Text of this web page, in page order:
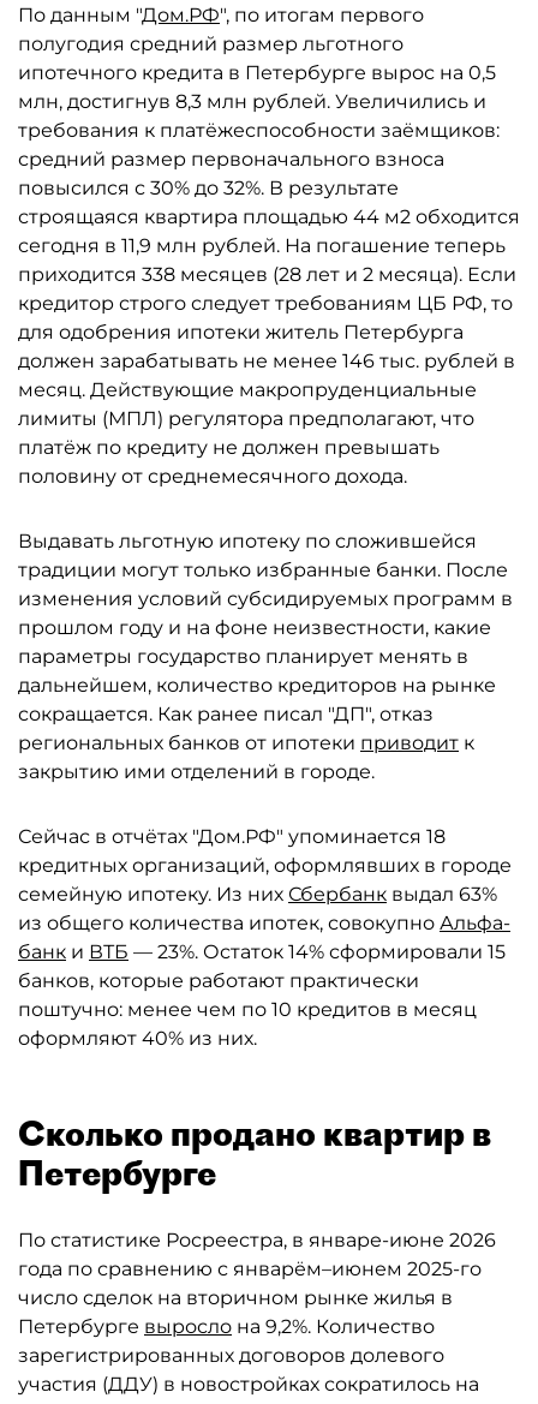
По данным "Дом.РФ", по итогам первого
полугодия средний размер льготного
ипотечного кредита в Петербурге вырос на 0,5
млн, достигнув 8,3 млн рублей. Увеличились и
требования к платёжеспособности заёмщиков:
средний размер первоначального взноса
повысился с 30% до 32%. В результате
строящаяся квартира площадью 44 м2 обходится
сегодня в 11,9 млн рублей. На погашение теперь
приходится 338 месяцев (28 лет и 2 месяца). Если
кредитор строго следует требованиям ЦБ РФ, то
для одобрения ипотеки житель Петербурга
должен зарабатывать не менее 146 тыс. рублей в
месяц. Действующие макропруденциальные
лимиты (МПЛ) регулятора предполагают, что
платёж по кредиту не должен превышать
половину от среднемесячного дохода.
Выдавать льготную ипотеку по сложившейся
традиции могут только избранные банки. После
изменения условий субсидируемых программ в
прошлом году и на фоне неизвестности, какие
параметры государство планирует менять в
дальнейшем, количество кредиторов на рынке
сокращается. Как ранее писал "ДП", отказ
региональных банков от ипотеки приводит к
закрытию ими отделений в городе.
Сейчас в отчётах "Дом.РФ" упоминается 18
кредитных организаций, оформлявших в городе
семейную ипотеку. Из них Сбербанк выдал 63%
из общего количества ипотек, совокупно Альфа-
банк и ВТБ — 23%. Остаток 14% сформировали 15
банков, которые работают практически
поштучно: менее чем по 10 кредитов в месяц
оформляют 40% из них.
Сколько продано квартир в
Петербурге
По статистике Росреестра, в январе-июне 2026
года по сравнению с январём–июнем 2025-го
число сделок на вторичном рынке жилья в
Петербурге выросло на 9,2%. Количество
зарегистрированных договоров долевого
участия (ДДУ) в новостройках сократилось на